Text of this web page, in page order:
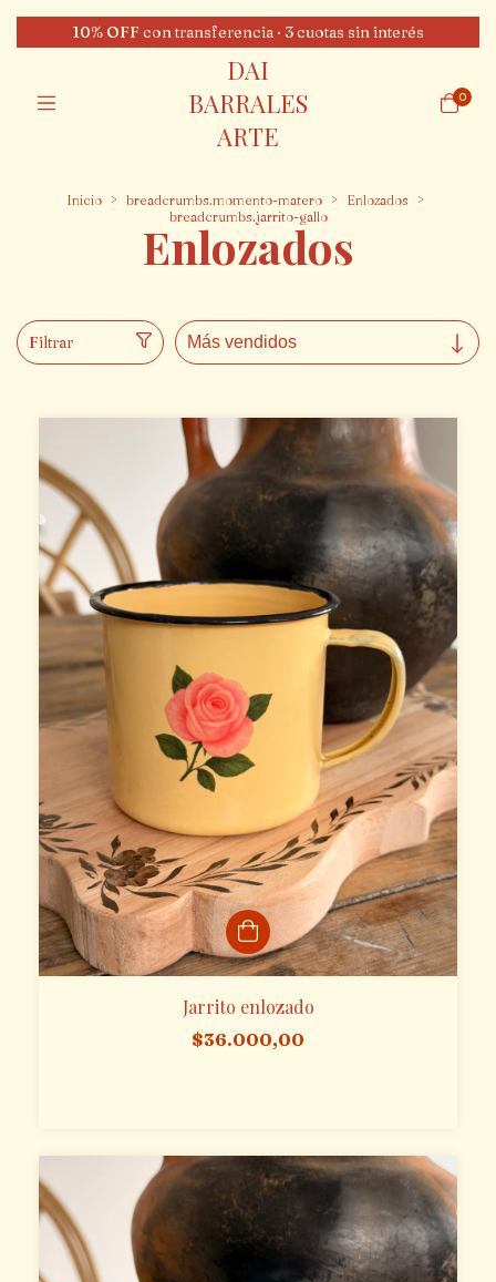
10% OFF con transferencia · 3 cuotas sin interés
DAI
BARRALES
ARTE
0
Inicio > breadcrumbs.momento-matero > Enlozados >
breadcrumbs.jarrito-gallo
Enlozados
Filtrar
Jarrito enlozado
$36.000,00